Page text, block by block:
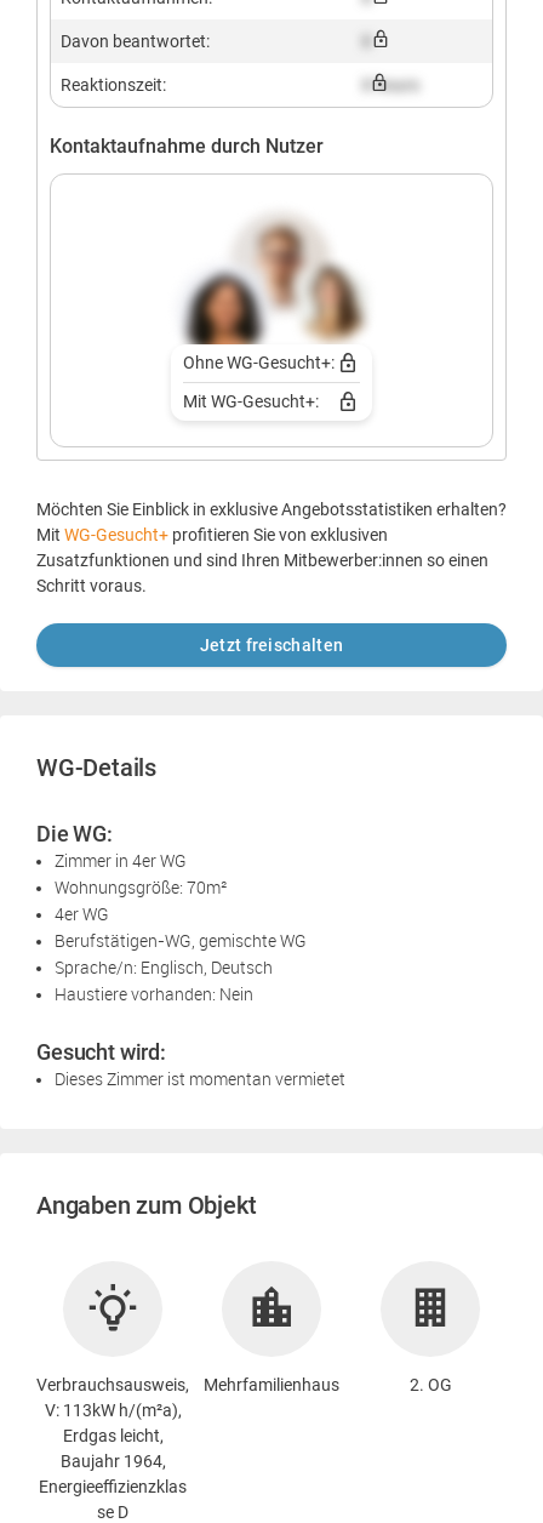
Davon beantwortet:
Reaktionszeit: X hours
Kontaktaufnahme durch Nutzer
Ohne WG-Gesucht+:
Mit WG-Gesucht+:
Möchten Sie Einblick in exklusive Angebotsstatistiken erhalten?
Mit WG-Gesucht+ profitieren Sie von exklusiven
Zusatzfunktionen und sind Ihren Mitbewerber:innen so einen
Schritt voraus.
Jetzt freischalten
WG-Details
Die WG:
Zimmer in 4er WG
Wohnungsgröße: 70m²
4er WG
Berufstätigen-WG, gemischte WG
Sprache/n: Englisch, Deutsch
Haustiere vorhanden: Nein
Gesucht wird:
Dieses Zimmer ist momentan vermietet
Angaben zum Objekt
Verbrauchsausweis,
V: 113kW h/(m²a),
Erdgas leicht,
Baujahr 1964,
Energieeffizienzklas
se D
Mehrfamilienhaus 2. OG